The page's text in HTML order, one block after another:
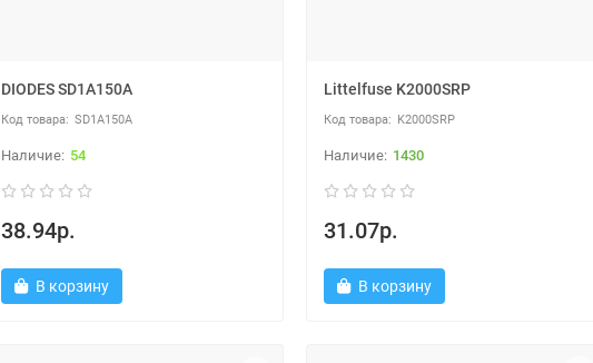
DIODES SD1A150A
SD1A150A
54
38.94р.
В корзину
Littelfuse K2000SRP
K2000SRP
1430
31.07р.
В корзину